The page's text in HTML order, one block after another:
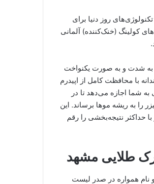
روز دنیا برای
کولینگ (خنک‌کننده) آلمانی
به شدت و به صورت یکنواخت
با محافظت کامل از اپیدرم
شما اجازه می‌دهد تا در
را به ریشه موها برساند. این
حداکثر نتیجه‌بخشی را رقم
طلایی مشهد
نام همواره در صدر لیست